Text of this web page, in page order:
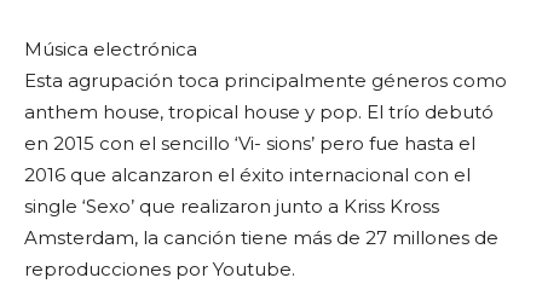
Música electrónica
Esta agrupación toca principalmente géneros como
anthem house, tropical house y pop. El trío debutó
en 2015 con el sencillo ‘Vi- sions’ pero fue hasta el
2016 que alcanzaron el éxito internacional con el
single ‘Sexo’ que realizaron junto a Kriss Kross
Amsterdam, la canción tiene más de 27 millones de
reproducciones por Youtube.